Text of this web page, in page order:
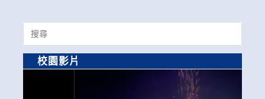
Search
for:
校園影片